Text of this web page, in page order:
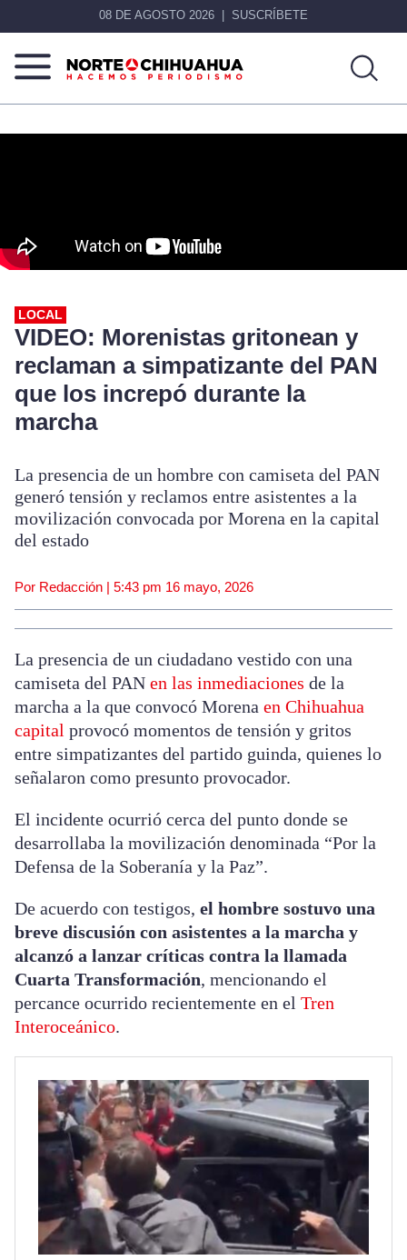
08 DE AGOSTO 2026 SUSCRÍBETE
Norte
Más
que
LOCAL
VIDEO: Morenistas gritonean y
reclaman a simpatizante del PAN
que los increpó durante la
marcha
La presencia de un hombre con camiseta del PAN
generó tensión y reclamos entre asistentes a la
movilización convocada por Morena en la capital
del estado
Por Redacción | 5:43 pm 16 mayo, 2026
La presencia de un ciudadano vestido con una
camiseta del PAN en las inmediaciones de la
marcha a la que convocó Morena en Chihuahua
capital provocó momentos de tensión y gritos
entre simpatizantes del partido guinda, quienes lo
señalaron como presunto provocador.
El incidente ocurrió cerca del punto donde se
desarrollaba la movilización denominada “Por la
Defensa de la Soberanía y la Paz”.
De acuerdo con testigos, el hombre sostuvo una
breve discusión con asistentes a la marcha y
alcanzó a lanzar críticas contra la llamada
Cuarta Transformación, mencionando el
percance ocurrido recientemente en el Tren
Interoceánico.